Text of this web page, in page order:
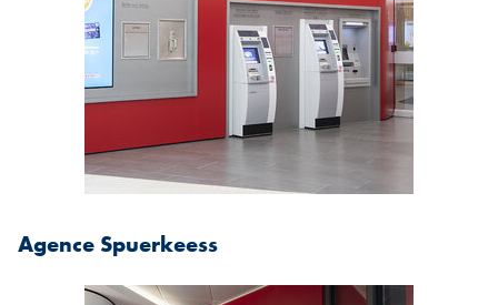
Agence Spuerkeess